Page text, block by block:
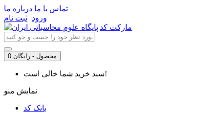
تماس با ما درباره ما
ورود ثبت نام
0 محصول - رایگان
سبد خرید شما خالی است!
نمایش منو
بانک کد